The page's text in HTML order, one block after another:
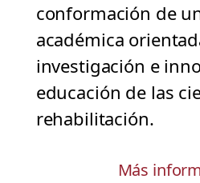
conformación de
académica
investigación e
educación de las
rehabilitación.
Más